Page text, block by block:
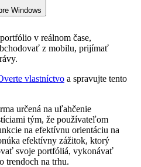
Windows
v reálnom čase,
z mobilu, prijímať
vlastníctvo a spravujte tento
určená na uľahčenie
tým, že používateľom
na efektívnu orientáciu na
efektívny zážitok, ktorý
svoje portfóliá, vykonávať
trendoch na trhu.